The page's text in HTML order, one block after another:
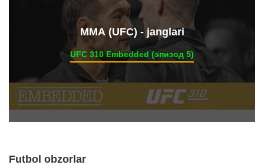
ММА (UFC) - janglari
UFC 310 Embedded (эпизод 5)
Futbol obzorlar